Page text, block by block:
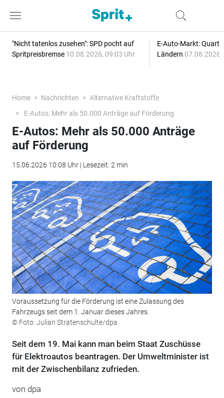
"Nicht tatenlos zusehen": SPD pocht auf
Spritpreisbremse 10.08.2026, 09:03 Uhr
E-Auto-Markt:
Ländern 07.08.2026,
Home Nachrichten
Alternative Kraftstoffe
E-Autos: Mehr als 50.000 Anträge auf Förderung
E-Autos: Mehr als 50.000 Anträge
auf Förderung
15.06.2026 10:08 Uhr | Lesezeit: 2 min
Voraussetzung für die Förderung ist eine Zulassung des
Fahrzeugs seit dem 1. Januar dieses Jahres.
© Foto: Julian Stratenschulte/dpa
Seit dem 19. Mai kann man beim Staat Zuschüsse
für Elektroautos beantragen. Der Umweltminister ist
mit der Zwischenbilanz zufrieden.
von dpa